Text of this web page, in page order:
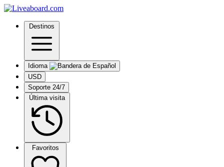
Destinos
Idioma
USD
Soporte 24/7
Última visita
Favoritos